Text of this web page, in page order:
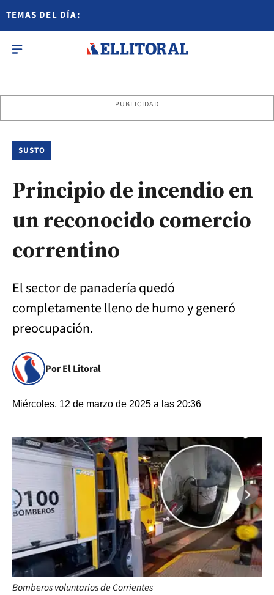
TEMAS DEL DÍA:
PUBLICIDAD
SUSTO
Principio de incendio en
un reconocido comercio
correntino
El sector de panadería quedó
completamente lleno de humo y generó
preocupación.
Por El Litoral
Miércoles, 12 de marzo de 2025 a las 20:36
Bomberos voluntarios de Corrientes